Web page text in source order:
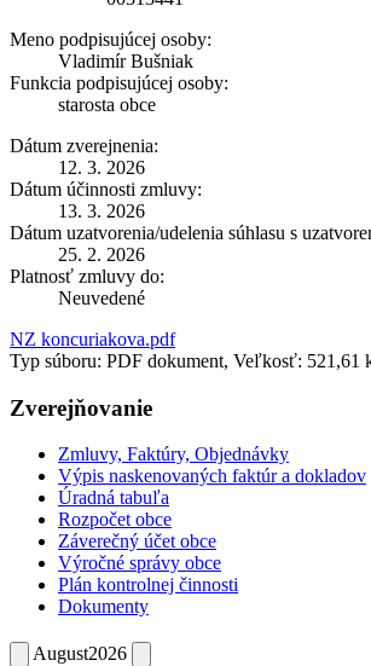
Meno podpisujúcej osoby:
Vladimír Bušniak
Funkcia podpisujúcej osoby:
starosta obce
Dátum zverejnenia:
12. 3. 2026
Dátum účinnosti zmluvy:
13. 3. 2026
Dátum uzatvorenia/udelenia súhlasu s
25. 2. 2026
Platnosť zmluvy do:
Neuvedené
NZ koncuriakova.pdf
Typ súboru: PDF dokument, Veľkosť: 521,61
Zverejňovanie
Zmluvy, Faktúry, Objednávky
Výpis naskenovaných faktúr a dokladov
Úradná tabuľa
Rozpočet obce
Záverečný účet obce
Výročné správy obce
Plán kontrolnej činnosti
Dokumenty
August2026